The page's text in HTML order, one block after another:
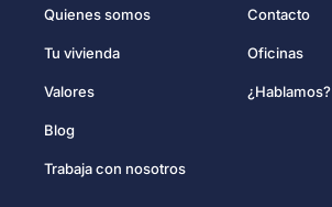
Quienes somos
Tu vivienda
Valores
Blog
Trabaja con nosotros
Contacto
Oficinas
¿Hablamos?